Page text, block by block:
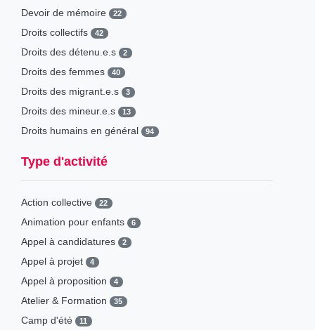
2017
Devoir de mémoire 22
Droits collectifs 42
Droits des détenu.e.s 2
Droits des femmes 40
Droits des migrant.e.s 3
Droits des mineur.e.s 13
Droits humains en général 94
Type d'activité
Action collective 22
Animation pour enfants 6
Appel à candidatures 2
Appel à projet 4
Appel à proposition 4
Atelier & Formation 35
Camp d'été 11